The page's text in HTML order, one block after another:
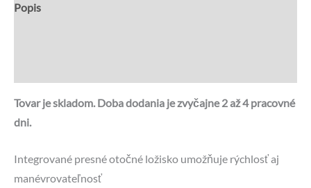
Popis
Tovar je skladom. Doba dodania je zvyčajne 2 až 4 pracovné
dni.
Integrované presné otočné ložisko umožňuje rýchlosť aj
manévrovateľnosť